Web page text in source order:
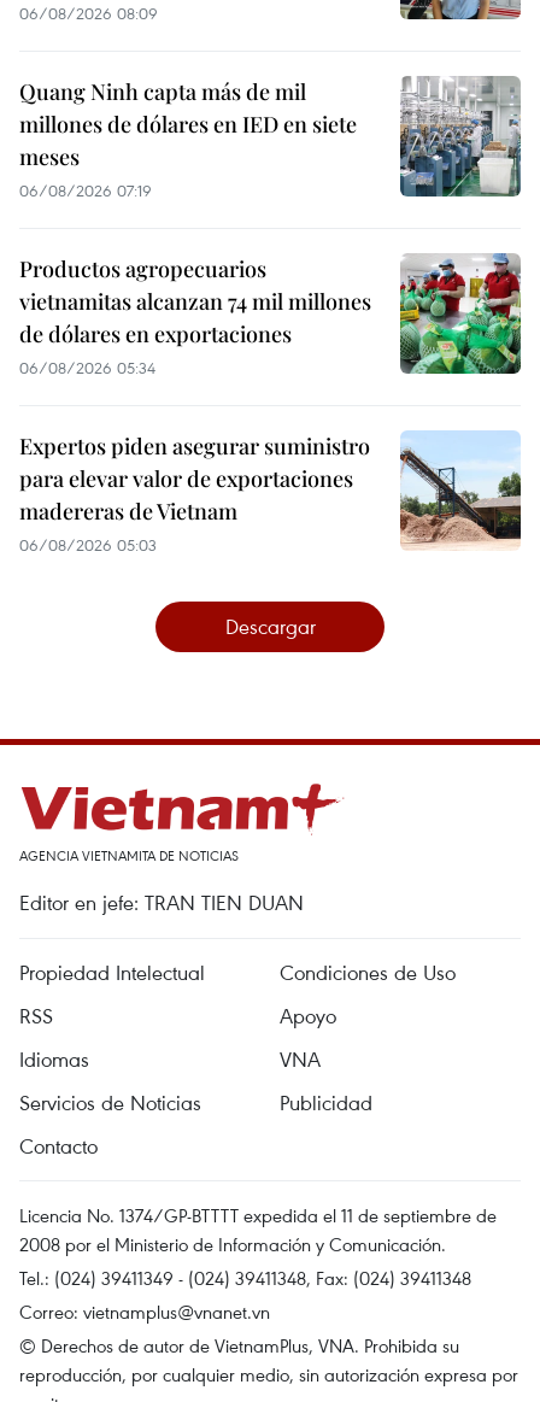
06/08/2026 08:09
Quang Ninh capta más de mil
millones de dólares en IED en siete
meses
06/08/2026 07:19
Productos agropecuarios
vietnamitas alcanzan 74 mil millones
de dólares en exportaciones
06/08/2026 05:34
Expertos piden asegurar suministro
para elevar valor de exportaciones
madereras de Vietnam
06/08/2026 05:03
Descargar
AGENCIA VIETNAMITA DE NOTICIAS
Editor en jefe: TRAN TIEN DUAN
Propiedad Intelectual
Condiciones de Uso
RSS
Apoyo
Idiomas
VNA
Servicios de Noticias
Publicidad
Contacto
Licencia No. 1374/GP-BTTTT expedida el 11 de septiembre de
2008 por el Ministerio de Información y Comunicación.
Tel.: (024) 39411349 - (024) 39411348, Fax: (024) 39411348
Correo: vietnamplus@vnanet.vn
© Derechos de autor de VietnamPlus, VNA. Prohibida su
reproducción, por cualquier medio, sin autorización expresa por